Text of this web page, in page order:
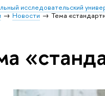
исследовательский
Новости Тема